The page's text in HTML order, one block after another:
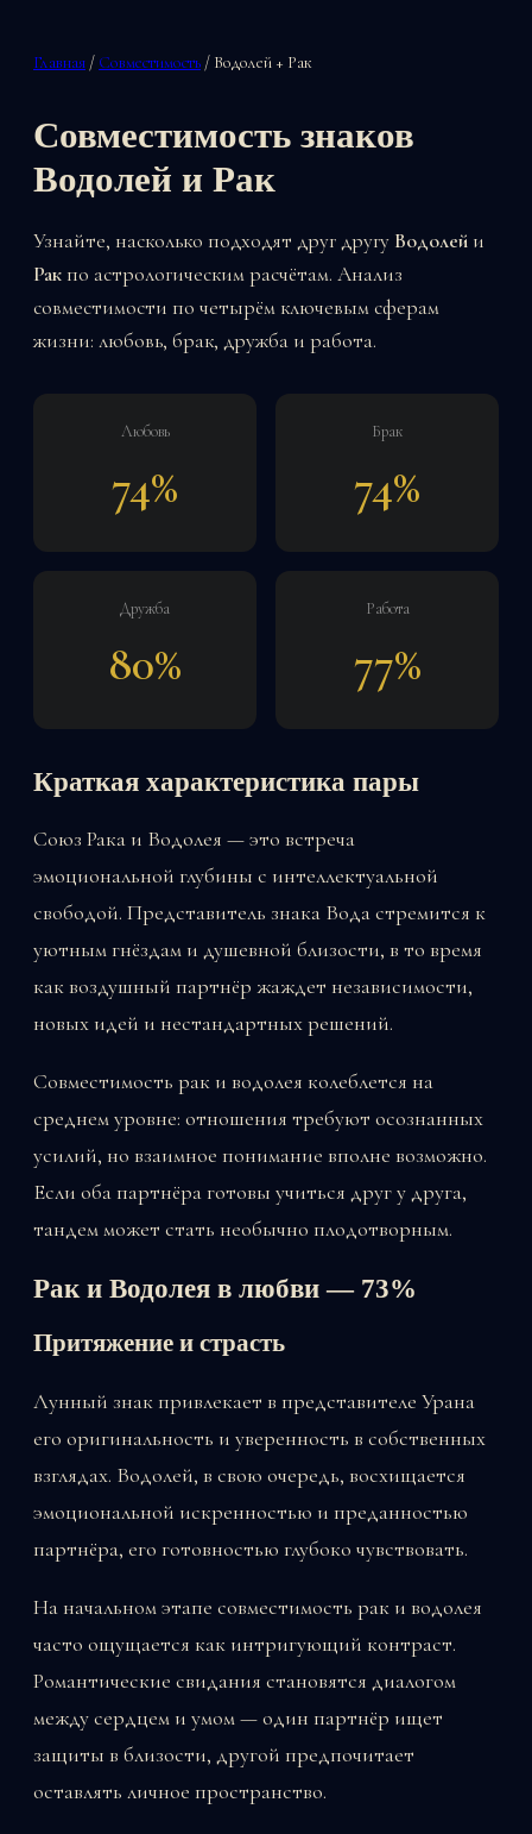
Главная / Совместимость / Водолей + Рак
Совместимость знаков
Водолей и Рак
Узнайте, насколько подходят друг другу Водолей и
Рак по астрологическим расчётам. Анализ
совместимости по четырём ключевым сферам
жизни: любовь, брак, дружба и работа.
Любовь
74%
Брак
74%
Дружба
80%
Работа
77%
Краткая характеристика пары
Союз Рака и Водолея — это встреча
эмоциональной глубины с интеллектуальной
свободой. Представитель знака Вода стремится к
уютным гнёздам и душевной близости, в то время
как воздушный партнёр жаждет независимости,
новых идей и нестандартных решений.
Совместимость рак и водолея колеблется на
среднем уровне: отношения требуют осознанных
усилий, но взаимное понимание вполне возможно.
Если оба партнёра готовы учиться друг у друга,
тандем может стать необычно плодотворным.
Рак и Водолея в любви — 73%
Притяжение и страсть
Лунный знак привлекает в представителе Урана
его оригинальность и уверенность в собственных
взглядах. Водолей, в свою очередь, восхищается
эмоциональной искренностью и преданностью
партнёра, его готовностью глубоко чувствовать.
На начальном этапе совместимость рак и водолея
часто ощущается как интригующий контраст.
Романтические свидания становятся диалогом
между сердцем и умом — один партнёр ищет
защиты в близости, другой предпочитает
оставлять личное пространство.